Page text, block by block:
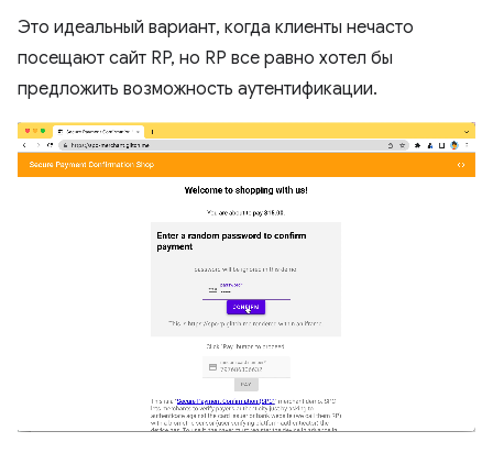
Это идеальный вариант, когда клиенты нечасто
посещают сайт RP, но RP все равно хотел бы
предложить возможность аутентификации.